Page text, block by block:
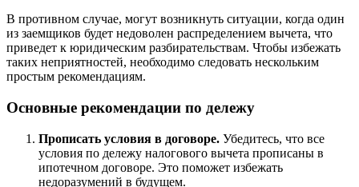
В противном случае, могут возникнуть ситуации, когда один
из заемщиков будет недоволен распределением вычета, что
приведет к юридическим разбирательствам. Чтобы избежать
таких неприятностей, необходимо следовать нескольким
простым рекомендациям.
Основные рекомендации по дележу
Прописать условия в договоре. Убедитесь, что все
условия по дележу налогового вычета прописаны в
ипотечном договоре. Это поможет избежать
недоразумений в будущем.